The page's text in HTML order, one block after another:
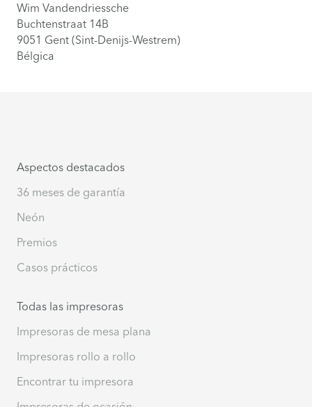
Wim Vandendriessche
Buchtenstraat 14B
9051 Gent (Sint-Denijs-Westrem)
Bélgica
Aspectos destacados
36 meses de garantía
Neón
Premios
Casos prácticos
Todas las impresoras
Impresoras de mesa plana
Impresoras rollo a rollo
Encontrar tu impresora